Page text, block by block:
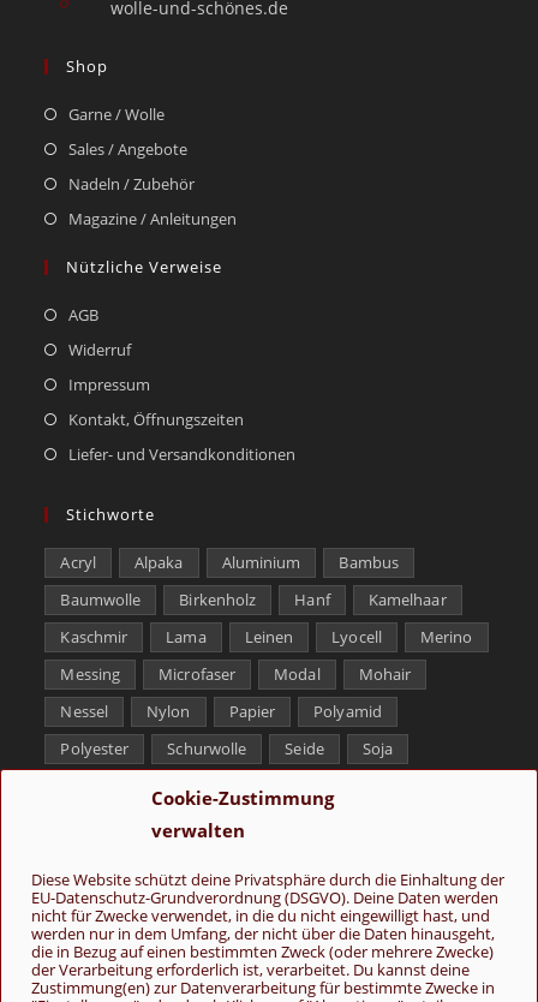
Cookie-Zustimmung
verwalten
Diese Website schützt deine Privatsphäre durch die Einhaltung der
EU-Datenschutz-Grundverordnung (DSGVO). Deine Daten werden
nicht für Zwecke verwendet, in die du nicht eingewilligt hast, und
werden nur in dem Umfang, der nicht über die Daten hinausgeht,
die in Bezug auf einen bestimmten Zweck (oder mehrere Zwecke)
der Verarbeitung erforderlich ist, verarbeitet. Du kannst deine
Zustimmung(en) zur Datenverarbeitung für bestimmte Zwecke in
wolle-und-schönes.de
Shop
Garne / Wolle
Sales / Angebote
Nadeln / Zubehör
Magazine / Anleitungen
Nützliche Verweise
AGB
Widerruf
Impressum
Kontakt, Öffnungszeiten
Liefer- und Versandkonditionen
Stichworte
Acryl Alpaka Aluminium
Bambus
Baumwolle
Birkenholz Hanf
Kamelhaar
Kaschmir
Lama Leinen Lyocell
Merino
Messing
Microfaser Modal
Mohair
Nessel
Nylon Papier
Polyamid
Polyester
Schurwolle Seide
Soja
Tencel
Yak
Folge uns